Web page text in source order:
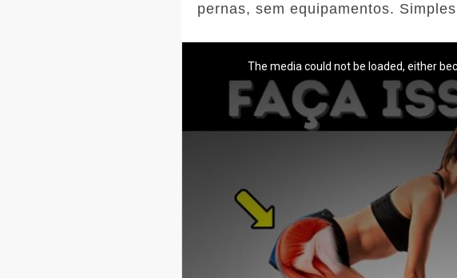
The media could not be loaded, either
pernas, sem equipamentos.